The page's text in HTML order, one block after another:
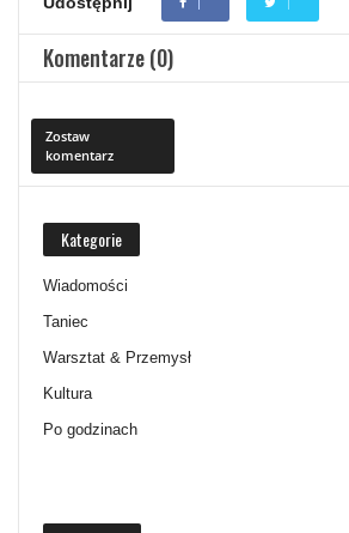
Komentarze (0)
Zostaw
komentarz
Kategorie
Wiadomości
Taniec
Warsztat & Przemysł
Kultura
Po godzinach